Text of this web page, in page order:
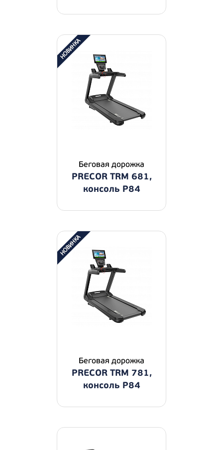
Беговая дорожка
PRECOR TRM 681,
консоль P84
Беговая дорожка
PRECOR TRM 781,
консоль P84